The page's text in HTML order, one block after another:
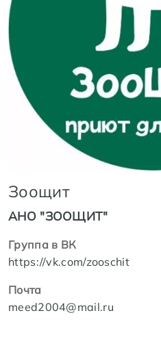
Зоощит
АНО "ЗООЩИТ"
Группа в ВК
https://vk.com/zooschit
Почта
meed2004@mail.ru